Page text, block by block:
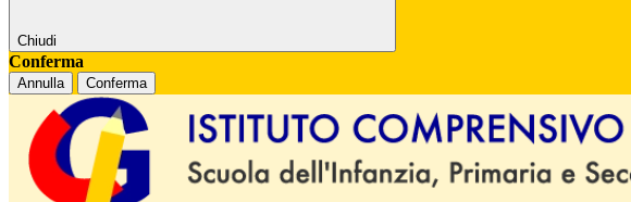
Chiudi
Conferma
Annulla Conferma